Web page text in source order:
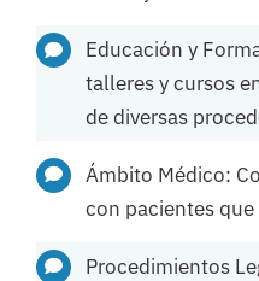
Educación y
talleres y cursos
de diversas
Ámbito Médico:
con pacientes
Procedimientos